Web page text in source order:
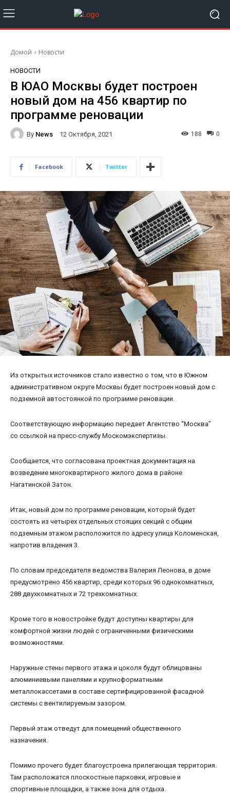
Домой Новости
НОВОСТИ
В ЮАО Москвы будет построен
новый дом на 456 квартир по
программе реновации
By News 12 Октября, 2021 0
188
Facebook Twitter
Из открытых источников стало известно о том, что в Южном
административном округе Москвы будет построен новый дом с
подземной автостоянкой по программе реновации.
Соответствующую информацию передает Агентство “Москва”
со ссылкой на пресс-службу Москомэкспертизы.
Сообщается, что согласована проектная документация на
возведение многоквартирного жилого дома в районе
Нагатинской Затон.
Итак, новый дом по программе реновации, который будет
состоять из четырех отдельных стоящих секций с общим
подземным этажом расположится по адресу улица Коломенская,
напротив владения 3.
По словам председателя ведомства Валерия Леонова, в доме
предусмотрено 456 квартир, среди которых 96 однокомнатных,
288 двухкомнатных и 72 трехкомнатных.
Кроме того в новостройке будут доступны квартиры для
комфортной жизни людей с ограниченными физическими
возможностями.
Наружные стены первого этажа и цоколя будут облицованы
алюминиевыми панелями и крупноформатными
металлокассетами в составе сертифицированной фасадной
системы с вентилируемым зазором.
Первый этаж отведут для помещений общественного
назначения.
Помимо прочего будет благоустроена прилегающая территория.
Там расположатся плоскостные парковки, игровые и
спортивные площадки, а также зона для отдыха.